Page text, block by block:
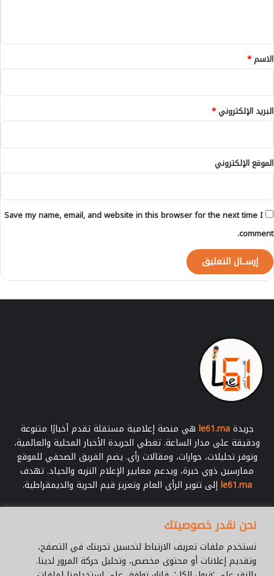
نحن نقدر خصوصيتك
نستخدم ملفات تعريف الارتباط لتحسين تجربتك في التصفح،
وتقديم إعلانات أو محتوى مخصص، وتحليل حركة المرور لدينا.
*
الاسم*
البريد الإلكتروني*
الموقع الإلكتروني
Save my name, email, and website in this browser for the next time I
comment.
جريدةle61.ma هي منصة إعلامية مستقلة تقدم أخبارًا متنوعة
ودقيقة على مدار الساعة. تغطي الجريدة الأخبار المحلية والعالمية،
وتوفر تحليلات، حوارات، ومقالات رأي. يضم الفريق الصحفي للموقع
ممارسين ذوي خبرة، ويدعم معايير الإعلام النزيه والحياد. تهدف
le61.maإلى تنوير الرأي العام وتعزيز قيم الحرية والديمقراطية.
بريدك
الإلكتروني